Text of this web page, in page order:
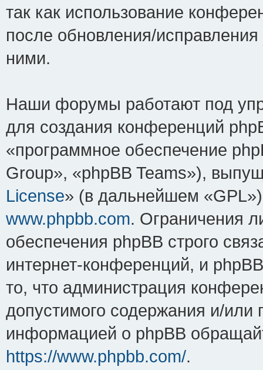
так как использование
после обновления/
ними.
Наши форумы работают под
для создания конференций
«программное обеспечение
Group», «phpBB Teams»),
License» (в дальнейшем
www.phpbb.com. Ограничения
обеспечения phpBB строго
интернет-конференций, и
то, что администрация
допустимого содержания и/или
информацией о phpBB
https://www.phpbb.com/.